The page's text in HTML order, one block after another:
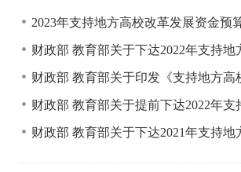
2023年支持地方高校改革发展资金预
财政部 教育部关于下达2022年支持
财政部 教育部关于印发《支持地方
财政部 教育部关于提前下达2022年
财政部 教育部关于下达2021年支持